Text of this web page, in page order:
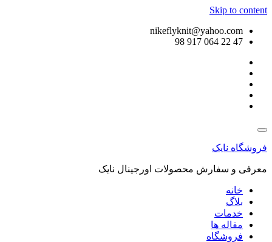
Skip to content
nikeflyknit@yahoo.com
47 22 064 917 98
فروشگاه نایک
معرفی و سفارش محصولات اورجینال نایک
خانه
بلاگ
خدمات
مقاله ها
فروشگاه